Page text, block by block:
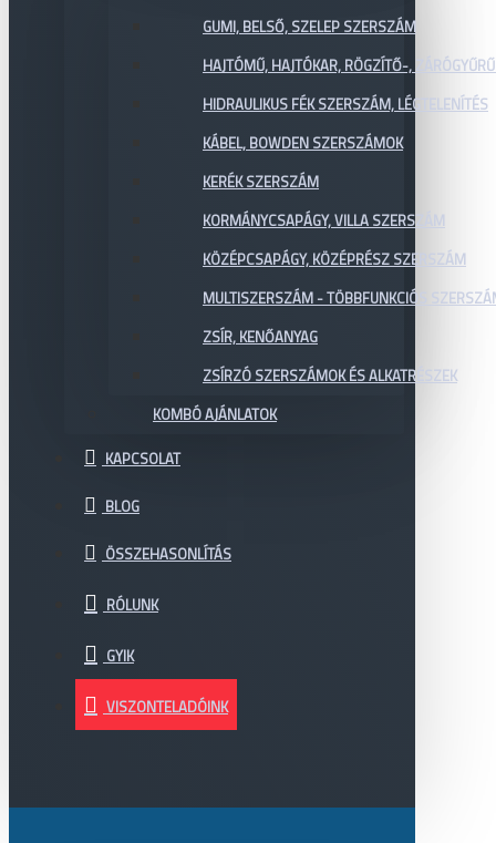
GUMI, BELSŐ, SZELEP SZERSZÁM
HAJTÓMŰ, HAJTÓKAR, RÖGZÍTŐ-,
HIDRAULIKUS FÉK SZERSZÁM, LÉGTELENÍTÉS
KÁBEL, BOWDEN SZERSZÁMOK
KERÉK SZERSZÁM
KORMÁNYCSAPÁGY, VILLA SZERSZÁM
KÖZÉPCSAPÁGY, KÖZÉPRÉSZ SZERSZÁM
MULTISZERSZÁM - TÖBBFUNKCIÓS
ZSÍR, KENŐANYAG
ZSÍRZÓ SZERSZÁMOK ÉS ALKATRÉSZEK
KOMBÓ AJÁNLATOK
KAPCSOLAT
BLOG
ÖSSZEHASONLÍTÁS
RÓLUNK
GYIK
VISZONTELADÓINK